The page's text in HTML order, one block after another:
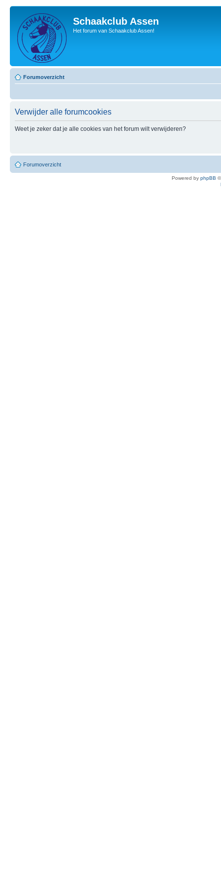
Schaakclub Assen
Het forum van Schaakclub Assen!
Forumoverzicht
Verwijder alle forumcookies
Weet je zeker dat je alle cookies van het forum wilt verwijderen?
Forumoverzicht
Powered by phpBB